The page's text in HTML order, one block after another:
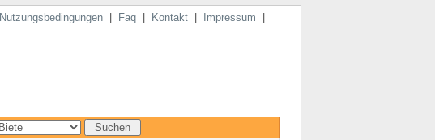
Nutzungsbedingungen| Faq| Kontakt| Impressum